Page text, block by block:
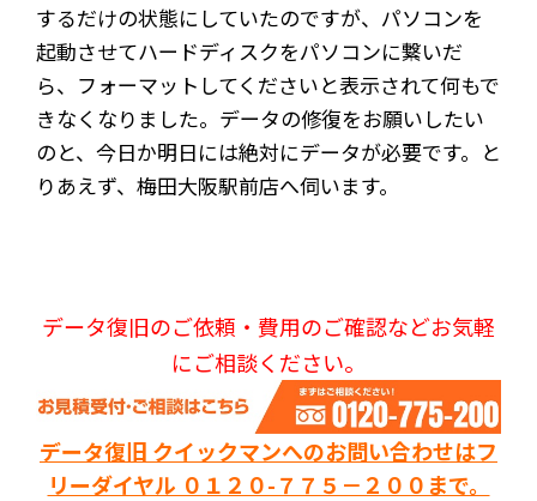
するだけの状態にしていたのですが、パソコンを
起動させてハードディスクをパソコンに繋いだ
ら、フォーマットしてくださいと表示されて何もで
きなくなりました。データの修復をお願いしたい
のと、今日か明日には絶対にデータが必要です。と
りあえず、梅田大阪駅前店へ伺います。
データ復旧のご依頼・費用のご確認などお気軽
にご相談ください。
データ復旧 クイックマンへのお問い合わせはフ
リーダイヤル ０１２０-７７５－２００まで。